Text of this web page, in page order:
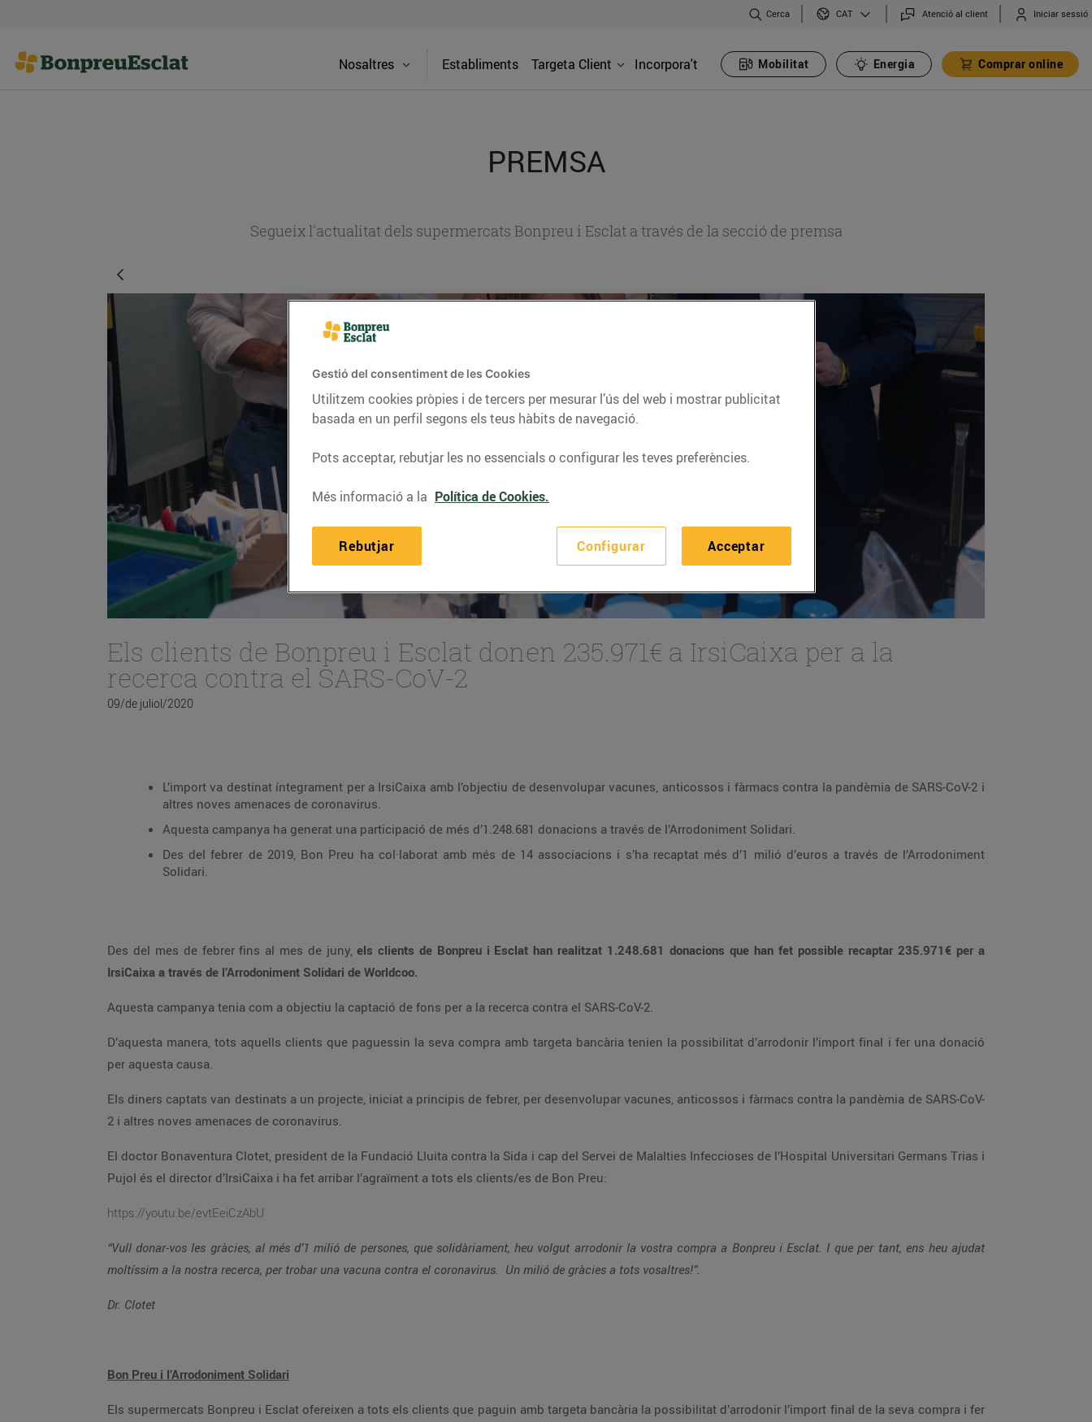
Cerca CAT Atenció al client Iniciar sessió
Nosaltres Establiments Targeta Client Incorpora't Mobilitat Energia Comprar online
PREMSA
Segueix l'actualitat dels supermercats Bonpreu i Esclat a través de la secció de premsa
Els clients de Bonpreu i Esclat donen 235.971€ a IrsiCaixa per a la
recerca contra el SARS-CoV-2
09/de juliol/2020
L’import va destinat íntegrament per a IrsiCaixa amb l’objectiu de desenvolupar vacunes, anticossos i fàrmacs contra la pandèmia de SARS-CoV-2 i
altres noves amenaces de coronavirus.
Aquesta campanya ha generat una participació de més d’1.248.681 donacions a través de l’Arrodoniment Solidari.
Des del febrer de 2019, Bon Preu ha col·laborat amb més de 14 associacions i s’ha recaptat més d’1 milió d’euros a través de l’Arrodoniment
Solidari.
Des del mes de febrer fins al mes de juny, els clients de Bonpreu i Esclat han realitzat 1.248.681 donacions que han fet possible recaptar 235.971€ per a
IrsiCaixa a través de l’Arrodoniment Solidari de Worldcoo.
Aquesta campanya tenia com a objectiu la captació de fons per a la recerca contra el SARS-CoV-2.
D’aquesta manera, tots aquells clients que paguessin la seva compra amb targeta bancària tenien la possibilitat d’arrodonir l’import final i fer una donació
per aquesta causa.
Els diners captats van destinats a un projecte, iniciat a principis de febrer, per desenvolupar vacunes, anticossos i fàrmacs contra la pandèmia de SARS-CoV-
2 i altres noves amenaces de coronavirus.
El doctor Bonaventura Clotet, president de la Fundació Lluita contra la Sida i cap del Servei de Malalties Infeccioses de l’Hospital Universitari Germans Trias i
Pujol és el director d’IrsiCaixa i ha fet arribar l’agraïment a tots els clients/es de Bon Preu:
https://youtu.be/evtEeiCzAbU
“Vull donar-vos les gràcies, al més d’1 milió de persones, que solidàriament, heu volgut arrodonir la vostra compra a Bonpreu i Esclat. I que per tant, ens heu ajudat
moltíssim a la nostra recerca, per trobar una vacuna contra el coronavirus. Un milió de gràcies a tots vosaltres!”.
Dr. Clotet
Bon Preu i l’Arrodoniment Solidari
Els supermercats Bonpreu i Esclat ofereixen a tots els clients que paguin amb targeta bancària la possibilitat d’arrodonir l’import final de la seva compra i fer
Gestió del consentiment de les Cookies
Utilitzem cookies pròpies i de tercers per mesurar l’ús del web i mostrar publicitat
basada en un perfil segons els teus hàbits de navegació.
Pots acceptar, rebutjar les no essencials o configurar les teves preferències.
Més informació a la Política de Cookies.
Configurar
Rebutjar Acceptar